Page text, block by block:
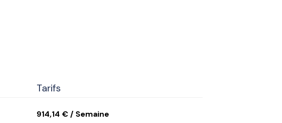
Tarifs
914,14 € / Semaine